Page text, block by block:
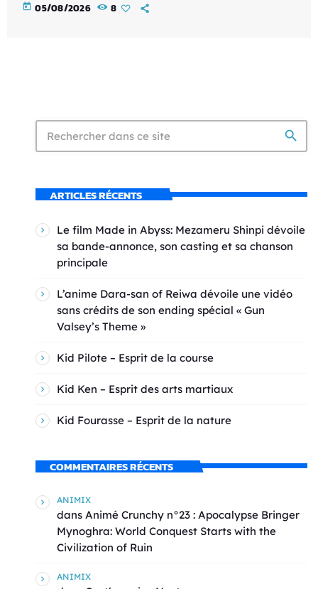
today 05/08/2026 8
search
ARTICLES RÉCENTS
Le film Made in Abyss: Mezameru Shinpi dévoile
sa bande-annonce, son casting et sa chanson
principale
L’anime Dara-san of Reiwa dévoile une vidéo
sans crédits de son ending spécial « Gun
Valsey’s Theme »
Kid Pilote – Esprit de la course
Kid Ken – Esprit des arts martiaux
Kid Fourasse – Esprit de la nature
COMMENTAIRES RÉCENTS
ANIMIX
dans Animé Crunchy n°23 : Apocalypse Bringer
Mynoghra: World Conquest Starts with the
Civilization of Ruin
ANIMIX